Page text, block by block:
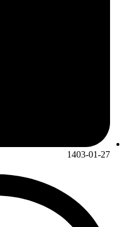
1403-01-27